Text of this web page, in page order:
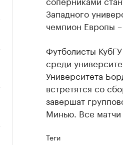
Западного
чемпион Европы
Футболисты
среди
Университета
встретятся со
завершат
Минью. Все матчи
Теги